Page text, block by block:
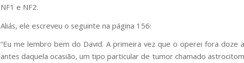
NF1 e NF2.
Aliás, ele escreveu o seguinte na página 156:
“Eu me lembro bem do David. A primeira vez que o operei fora doze
antes daquela ocasião, um tipo particular de tumor chamado